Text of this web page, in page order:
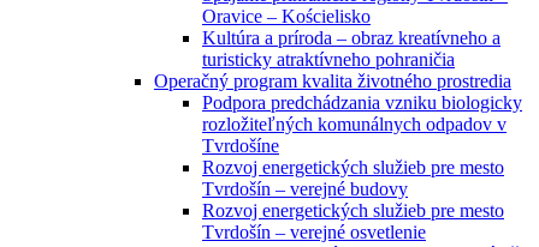
Oravice – Kościelisko
Kultúra a príroda – obraz kreatívneho a
turisticky atraktívneho pohraničia
Operačný program kvalita životného prostredia
Podpora predchádzania vzniku biologicky
rozložiteľných komunálnych odpadov v
Tvrdošíne
Rozvoj energetických služieb pre mesto
Tvrdošín – verejné budovy
Rozvoj energetických služieb pre mesto
Tvrdošín – verejné osvetlenie